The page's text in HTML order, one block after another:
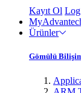
Kayıt Ol
Ürünler
Gömülü